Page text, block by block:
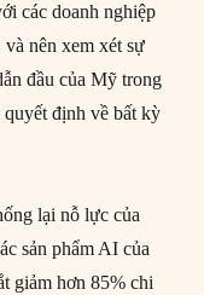
các doanh nghiệp
nên xem xét sự
đầu của Mỹ trong
định về bất kỳ
lại nỗ lực của
sản phẩm AI của
giảm hơn 85% chi